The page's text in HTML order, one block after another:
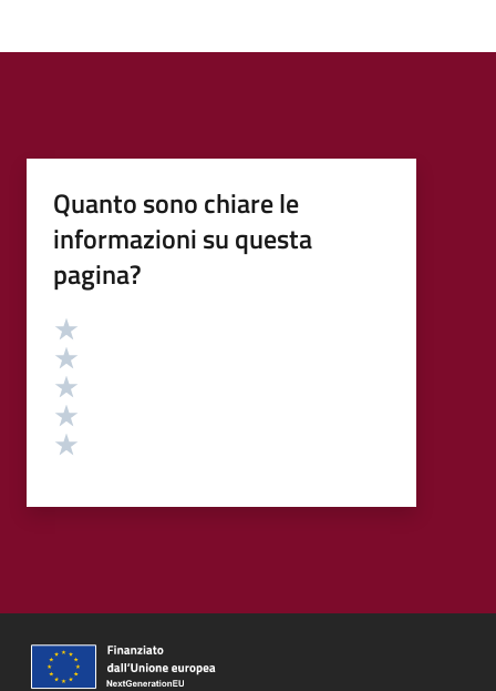
Quanto sono chiare le
informazioni su questa
pagina?
Valutazione